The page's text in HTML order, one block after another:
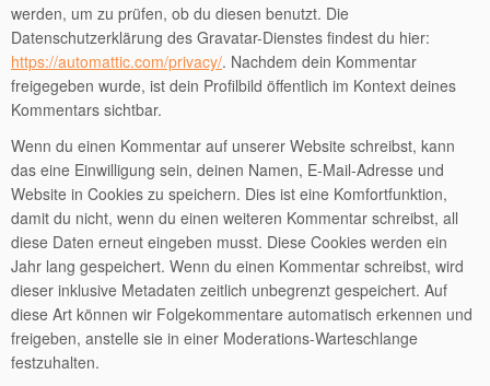
werden, um zu prüfen, ob du diesen benutzt. Die
Datenschutzerklärung des Gravatar-Dienstes findest du hier:
https://automattic.com/privacy/. Nachdem dein Kommentar
freigegeben wurde, ist dein Profilbild öffentlich im Kontext deines
Kommentars sichtbar.
Wenn du einen Kommentar auf unserer Website schreibst, kann
das eine Einwilligung sein, deinen Namen, E-Mail-Adresse und
Website in Cookies zu speichern. Dies ist eine Komfortfunktion,
damit du nicht, wenn du einen weiteren Kommentar schreibst, all
diese Daten erneut eingeben musst. Diese Cookies werden ein
Jahr lang gespeichert. Wenn du einen Kommentar schreibst, wird
dieser inklusive Metadaten zeitlich unbegrenzt gespeichert. Auf
diese Art können wir Folgekommentare automatisch erkennen und
freigeben, anstelle sie in einer Moderations-Warteschlange
festzuhalten.